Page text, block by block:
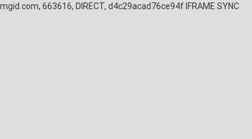
mgid.com, 663616, DIRECT, d4c29acad76ce94f IFRAME SYNC